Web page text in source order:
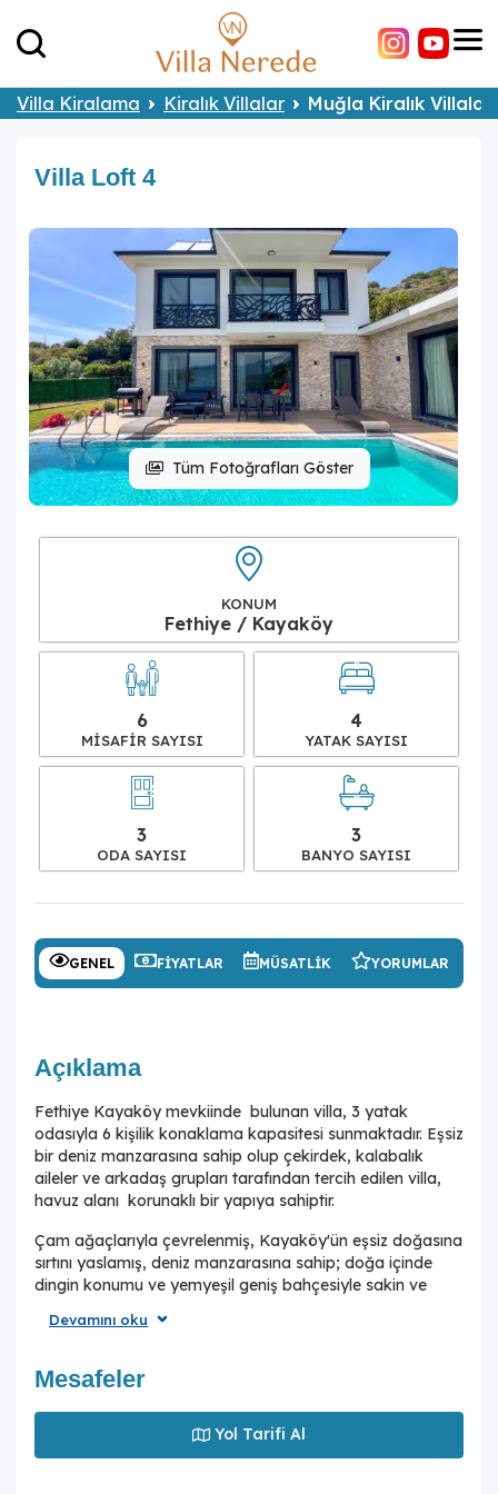
Villa Kiralama Kiralık Villalar Muğla Kiralık Villalar
Villa Loft 4
Tüm Fotoğrafları Göster
KONUM
Fethiye / Kayaköy
6
MISAFIR SAYISI
4
YATAK SAYISI
3
ODA SAYISI
3
BANYO SAYISI
GENEL FIYATLAR MÜSATLIK YORUMLAR
Açıklama
Fethiye Kayaköy mevkiinde bulunan villa, 3 yatak
odasıyla 6 kişilik konaklama kapasitesi sunmaktadır. Eşsiz
bir deniz manzarasına sahip olup çekirdek, kalabalık
aileler ve arkadaş grupları tarafından tercih edilen villa,
havuz alanı korunaklı bir yapıya sahiptir.
Çam ağaçlarıyla çevrelenmiş, Kayaköy'ün eşsiz doğasına
sırtını yaslamış, deniz manzarasına sahip; doğa içinde
dingin konumu ve yemyeşil geniş bahçesiyle sakin ve
olan villa, sizlere Kayaköy'ün büyülü tarihinde kısa bir
edilmiş bahçe alanı geniş havuz terasında sahiptir; yine
konforlu oturma grubu, salıncak,hamak,masa
tenisi,çocuk oyun alanı ve barbekü bulunmaktadır.
Konforunuz gözetilerek tasarlanmış olan muhafazakar
Devamını oku
Mesafeler
Yol Tarifi Al